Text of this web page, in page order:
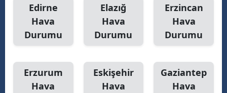
Edirne
Hava
Durumu
Elazığ
Hava
Durumu
Erzincan
Hava
Durumu
Erzurum
Hava
Eskişehir
Hava
Gaziantep
Hava